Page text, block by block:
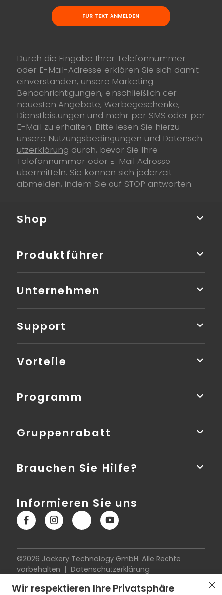
Wir respektieren Ihre Privatsphäre
FÜR TEXT ANMELDEN
Durch die Eingabe Ihrer Telefonnummer
oder E-Mail-Adresse erklären Sie sich damit
einverstanden, unsere Marketing-
Benachrichtigungen, einschließlich der
neuesten Angebote, Werbegeschenke,
Dienstleistungen und mehr per SMS oder per
E-Mail zu erhalten. Bitte lesen Sie hierzu
unsere Nutzungsbedingungen und Datensch
utzerklärung durch, bevor Sie Ihre
Telefonnummer oder E-Mail Adresse
übermitteln. Sie können sich jederzeit
abmelden, indem Sie auf STOP antworten.
Shop
Produktführer
Unternehmen
Support
Vorteile
Programm
Gruppenrabatt
Brauchen Sie Hilfe?
Informieren Sie uns
©2026 Jackery Technology GmbH. Alle Rechte
vorbehalten | Datenschutzerklärung
Richtlinie|Widerrufsbelehrung|Vertrag widerrufen